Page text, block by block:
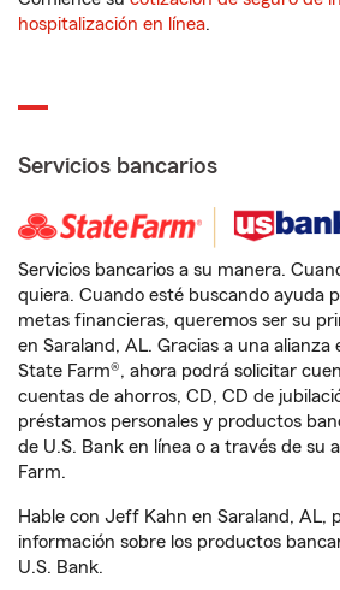
hospitalización en línea.
Servicios bancarios
Servicios bancarios a su manera.
quiera. Cuando esté buscando ayuda
metas financieras, queremos ser su
en Saraland, AL. Gracias a una alianza
State Farm®, ahora podrá solicitar
cuentas de ahorros, CD, CD de
préstamos personales y productos
de U.S. Bank en línea o a través de su
Farm.
Hable con Jeff Kahn en Saraland, AL,
información sobre los productos
U.S. Bank.